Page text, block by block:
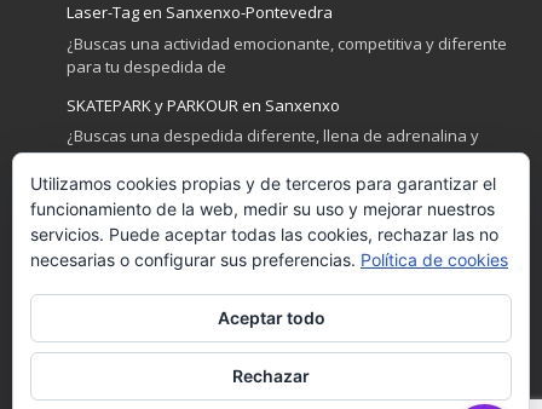
Laser-Tag en Sanxenxo-Pontevedra
¿Buscas una actividad emocionante, competitiva y diferente
para tu despedida de
SKATEPARK y PARKOUR en Sanxenxo
¿Buscas una despedida diferente, llena de adrenalina y
diversión? Sanxenxo no
Actividades de Playa y Mar para despedidas en Sanxenxo
Sanxenxo, la joya de las Rías Baixas, es el destino perfecto
GET SOCIAL
Utilizamos cookies propias y de terceros para garantizar el
funcionamiento de la web, medir su uso y mejorar nuestros
servicios. Puede aceptar todas las cookies, rechazar las no
necesarias o configurar sus preferencias. Política de cookies
Aceptar todo
Rechazar